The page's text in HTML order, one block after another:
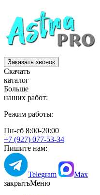
Заказать звонок
Скачать
каталог
Больше
наших работ:
Режим работы:
Пн-сб 8:00-20:00
+7 (927) 077-53-34
Пишите нам:
Telegram
Max
закрытьМеню